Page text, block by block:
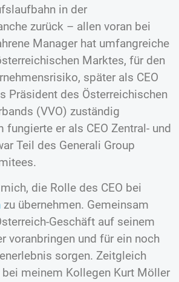
in der
zurück – allen voran bei
Manager hat umfangreiche
Marktes, für den
später als CEO
Präsident des Österreichischen
(VVO) zuständig
fungierte er als CEO Zentral- und
Teil des Generali Group
die Rolle des CEO bei
zu übernehmen. Gemeinsam
Geschäft auf seinem
voranbringen und für ein noch
sorgen. Zeitgleich
meinem Kollegen Kurt Möller